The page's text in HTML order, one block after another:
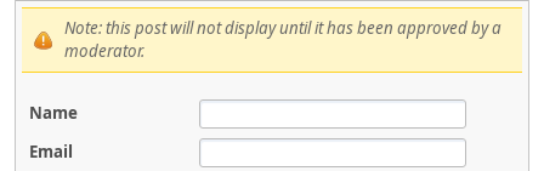
Note: this post will not display until it has been approved by a
moderator.
Name
Email